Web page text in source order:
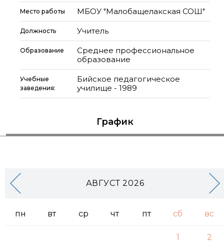
Место работы МБОУ "Малобащелакская СОШ"
Должность Учитель
Образование
Среднее профессиональное
образование
Учебные
заведения:
Бийское педагогическое
училище - 1989
График
АВГУСТ 2026
пн вт ср чт пт сб вс
1 2